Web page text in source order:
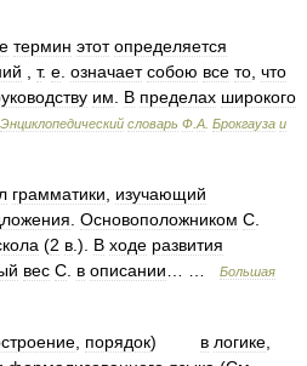
термин этот определяется
т. е означает собою все то что
им В пределах широкого
Энциклопедический словарь Ф А Брокгауза и
грамматики
изучающий
Основоположником С
(2 в .). В ходе развития
вес С в описании
Большая
порядок) в логике